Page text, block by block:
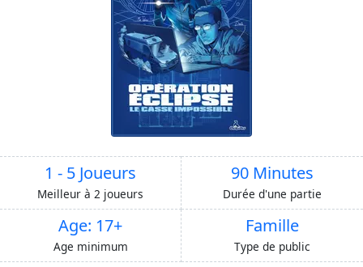
1 - 5 Joueurs
Meilleur à 2 joueurs
90 Minutes
Durée d'une partie
Age: 17+
Age minimum
Famille
Type de public